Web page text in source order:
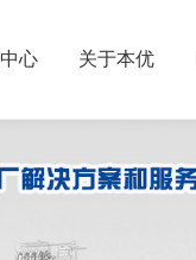
心 关于本优